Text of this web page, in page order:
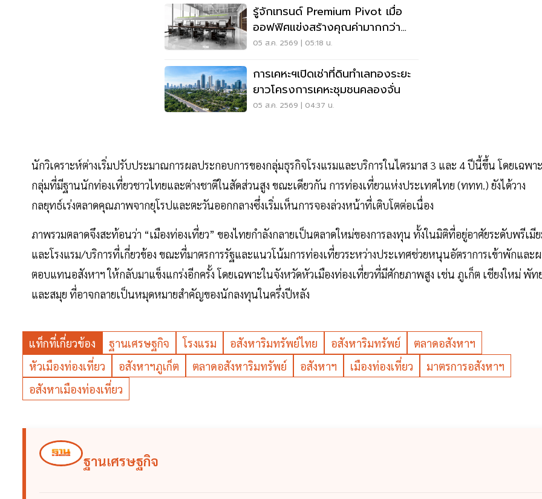
รู้จักเทรนด์ Premium Pivot เมื่อ
ออฟฟิศแข่งสร้างคุณค่ามากกว่า
ทำเล-ค่าเช่า
05 ส.ค. 2569 | 05:18 น.
การเคหะฯเปิดเช่าที่ดินทำเลทองระยะ
ยาวโครงการเคหะชุมชนคลองจั่น
05 ส.ค. 2569 | 04:37 น.
นักวิเคราะห์ต่างเริ่มปรับประมาณการผลประกอบการของกลุ่มธุรกิจโรงแรมและบริการในไตรมาส 3 และ 4 ปีนี้ขึ้น โดยเฉพาะ
กลุ่มที่มีฐานนักท่องเที่ยวชาวไทยและต่างชาติในสัดส่วนสูง ขณะเดียวกัน การท่องเที่ยวแห่งประเทศไทย (ททท.) ยังได้วาง
กลยุทธ์เร่งตลาดคุณภาพจากยุโรปและตะวันออกกลางซึ่งเริ่มเห็นการจองล่วงหน้าที่เติบโตต่อเนื่อง
ภาพรวมตลาดจึงสะท้อนว่า “เมืองท่องเที่ยว” ของไทยกำลังกลายเป็นตลาดใหม่ของการลงทุน ทั้งในมิติที่อยู่อาศัยระดับพรีเมี
และโรงแรม/บริการที่เกี่ยวข้อง ขณะที่มาตรการรัฐและแนวโน้มการท่องเที่ยวระหว่างประเทศช่วยหนุนอัตราการเข้าพักและ
ตอบแทนอสังหาฯ ให้กลับมาแข็งแกร่งอีกครั้ง โดยเฉพาะในจังหวัดหัวเมืองท่องเที่ยวที่มีศักยภาพสูง เช่น ภูเก็ต เชียงใหม่ พัท
และสมุย ที่อาจกลายเป็นหมุดหมายสำคัญของนักลงทุนในครึ่งปีหลัง
แท็กที่เกี่ยวข้อง ฐานเศรษฐกิจ โรงแรม อสังหาริมทรัพย์ไทย อสังหาริมทรัพย์
ตลาดอสังหาฯ
หัวเมืองท่องเที่ยว
อสังหาฯภูเก็ต ตลาดอสังหาริมทรัพย์ อสังหาฯ เมืองท่องเที่ยว
มาตรการอสังหาฯ
อสังหาเมืองท่องเที่ยว
ฐานเศรษฐกิจ